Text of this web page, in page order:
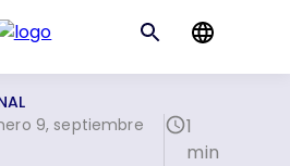
9, septiembre
1
min